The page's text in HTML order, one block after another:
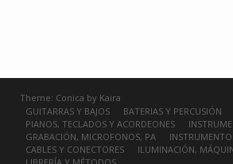
Theme: Conica by Kaira
GUITARRAS Y BAJOS
BATERIAS Y PERCUSIÓN
PIANOS, TECLADOS Y ACORDEONES
GRABACIÓN, MICROFONOS, PA
CABLES Y CONECTORES
ILUMINACIÓN,